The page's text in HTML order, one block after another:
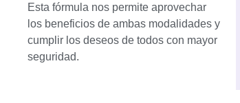
Esta fórmula nos permite aprovechar
los beneficios de ambas modalidades y
cumplir los deseos de todos con mayor
seguridad.